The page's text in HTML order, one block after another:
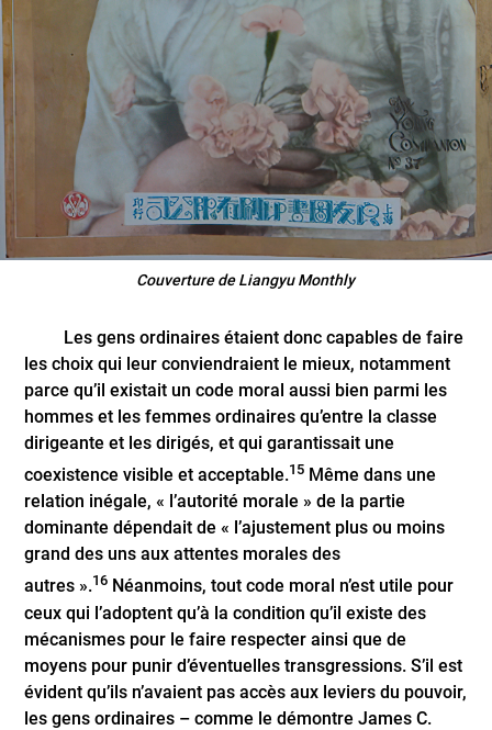
Couverture de Liangyu Monthly
Les gens ordinaires étaient donc capables de faire
les choix qui leur conviendraient le mieux, notamment
parce qu’il existait un code moral aussi bien parmi les
hommes et les femmes ordinaires qu’entre la classe
dirigeante et les dirigés, et qui garantissait une
coexistence visible et acceptable.15 Même dans une
relation inégale, « l’autorité morale » de la partie
dominante dépendait de « l’ajustement plus ou moins
grand des uns aux attentes morales des
autres ».16 Néanmoins, tout code moral n’est utile pour
ceux qui l’adoptent qu’à la condition qu’il existe des
mécanismes pour le faire respecter ainsi que de
moyens pour punir d’éventuelles transgressions. S’il est
évident qu’ils n’avaient pas accès aux leviers du pouvoir,
les gens ordinaires – comme le démontre James C.